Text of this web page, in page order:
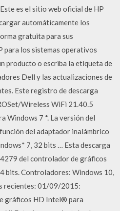
es el sitio web oficial de HP
automáticamente los
gratuita para sus
para los sistemas operativos
producto o escriba la etiqueta de
Dell y las actualizaciones de
Este registro de descarga
Wireless WiFi 21.40.5
Windows 7 *. La versión del
del adaptador inalámbrico
7, 32 bits … Esta descarga
del controlador de gráficos
bits. Controladores: Windows 10,
recientes: 01/09/2015:
gráficos HD Intel® para